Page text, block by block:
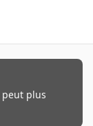
peut plus